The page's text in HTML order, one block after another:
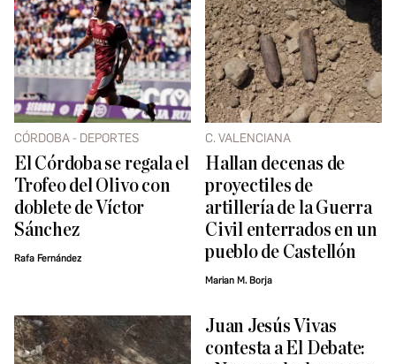
CÓRDOBA - DEPORTES
El Córdoba se regala el
Trofeo del Olivo con
doblete de Víctor
Sánchez
Rafa Fernández
C. VALENCIANA
Hallan decenas de
proyectiles de
artillería de la Guerra
Civil enterrados en un
pueblo de Castellón
Marian M. Borja
Juan Jesús Vivas
contesta a El Debate: